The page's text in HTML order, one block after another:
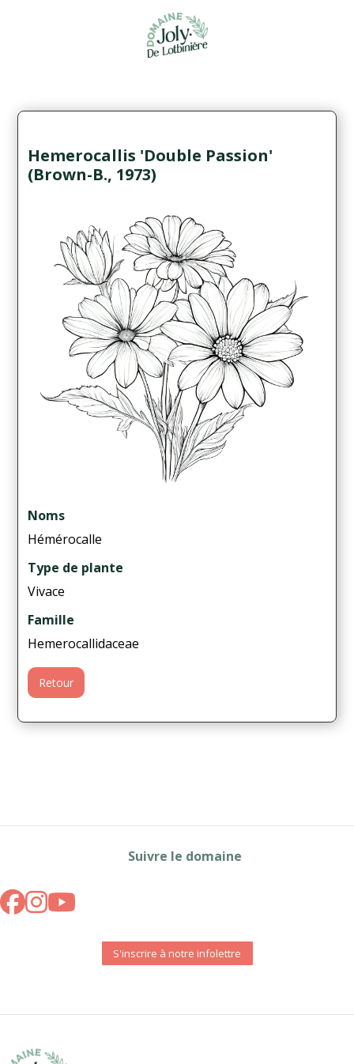
Hemerocallis 'Double Passion'
(Brown-B., 1973)
Noms
Hémérocalle
Type de plante
Vivace
Famille
Hemerocallidaceae
Retour
Suivre le domaine
S'inscrire à notre infolettre